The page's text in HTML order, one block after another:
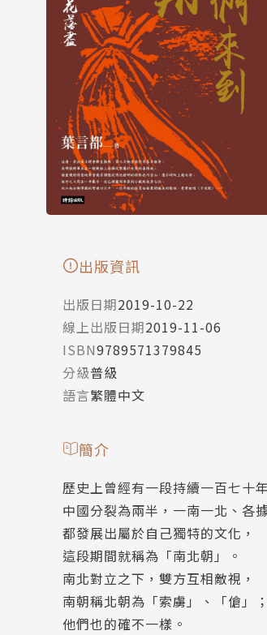
出版資訊
出版日期2019-10-22
線上出版日期2019-11-06
ISBN9789571379845
分級普級
語言繁體中文
簡介
歷史上曾經有一段持續一百七十
中國分裂為兩半，一南一北、各
都發展出屬於自己獨特的文化，
這段期間就稱為「南北朝」。
南北對立之下，雙方互相敵視，
南朝稱北朝為「索虜」、「傖」
他們也的確不一樣。